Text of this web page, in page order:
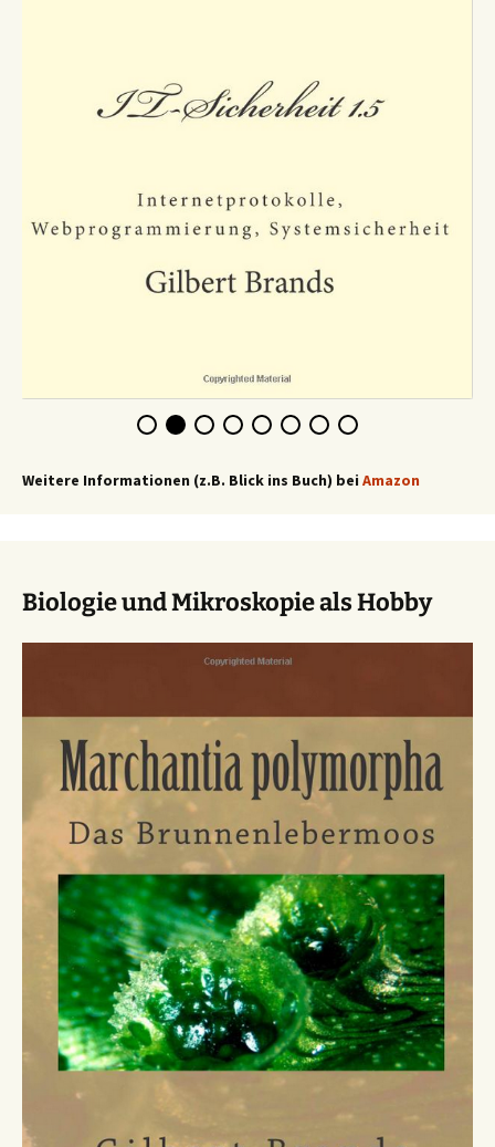
Weitere Informationen (z.B. Blick ins Buch) bei Amazon
Biologie und Mikroskopie als Hobby